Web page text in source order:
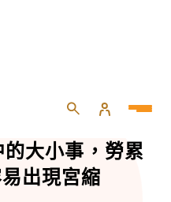
準媽咪搞清楚
大小事，勞累
出現宮縮